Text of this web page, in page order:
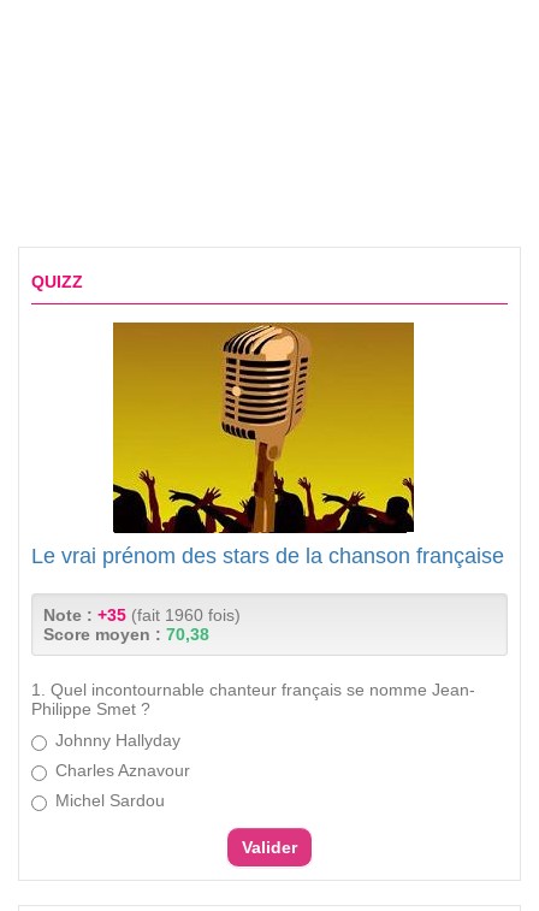
QUIZZ
Le vrai prénom des stars de la chanson française
Note : +35 (fait 1960 fois)
Score moyen : 70,38
1. Quel incontournable chanteur français se nomme Jean-
Philippe Smet ?
Johnny Hallyday
Charles Aznavour
Michel Sardou